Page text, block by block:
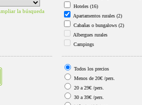
la búsqueda
Hoteles (16)
Apartamentos rurales (2)
Cabañas o bungalows (2)
Albergues rurales
Campings
Todos los precios
Menos de 20€ /pers.
20 a 29€ /pers.
30 a 39€ /pers.